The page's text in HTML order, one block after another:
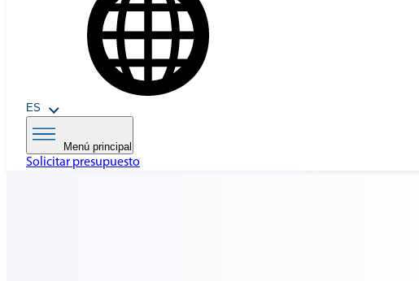
ES
Menú principal
Solicitar presupuesto